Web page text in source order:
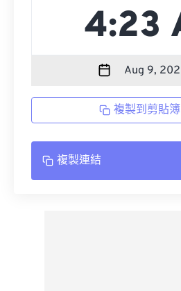
複製到剪貼簿
複製連結